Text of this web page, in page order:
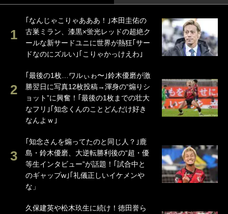
｢なんじゃこりゃあああ！｣本田圭佑の
古巣ミラン、漆黒×蛍光レッドの超絶ク
ールな新サードユニに世界が熱狂｢サー
ドなのにズルい｣｢こりゃかっけえわ｣
｢最後の1枚…ワルぃゎ〜｣鈴木優磨が激
勝翌日に写真12枚投稿→渾身の“煽りシ
ョット”に興奮！｢最後の1枚までの壮大
なフリ｣｢知念くんのことどんだけ好き
なんよｗ｣
｢知念さんを煽ってたのと同じ人？｣鹿
島・鈴木優磨、大逆転勝利後の“超・優
等生インタビュー”が話題！｢試合中と
のギャップw｣｢礼儀正しいイケメンや
な」
久保建英や松木玖生に続け！徳田誉ら